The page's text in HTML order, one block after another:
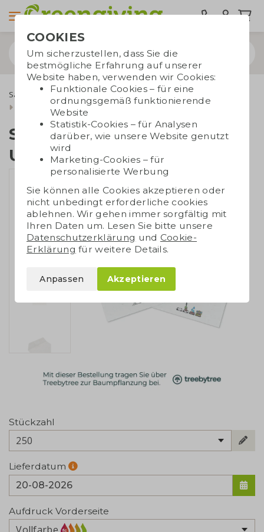
Samenpapier
Briefumschläge aus Samenpapier
Samenpapier Umschlag A6
Samenpapier
Umschlag A6
Stückzahl
250
Lieferdatum
Aufdruck Vorderseite
COOKIES
Um sicherzustellen, dass Sie die
bestmögliche Erfahrung auf unserer
Website haben, verwenden wir Cookies:
Funktionale Cookies – für eine
ordnungsgemäß funktionierende
Website
Statistik-Cookies – für Analysen
darüber, wie unsere Website genutzt
wird
Marketing-Cookies – für
personalisierte Werbung
Sie können alle Cookies akzeptieren oder
nicht unbedingt erforderliche cookies
ablehnen. Wir gehen immer sorgfältig mit
Ihren Daten um. Lesen Sie bitte unsere
Datenschutzerklärung und Cookie-
Erklärung für weitere Details.
Anpassen Akzeptieren